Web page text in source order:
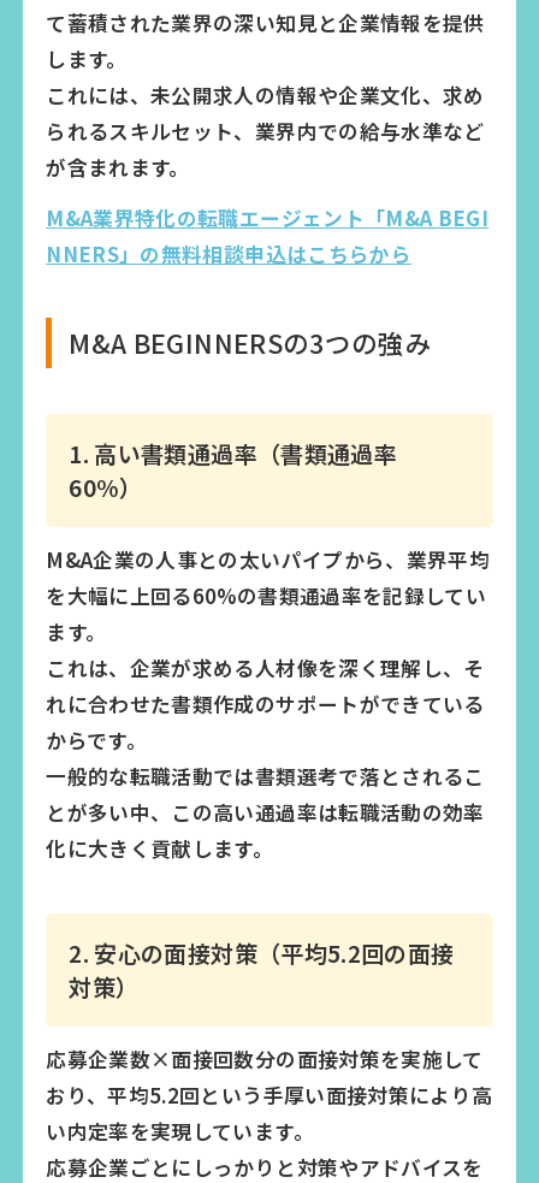
て蓄積された業界の深い知見と企業情報を提供
します。
これには、未公開求人の情報や企業文化、求め
られるスキルセット、業界内での給与水準など
が含まれます。
M&A業界特化の転職エージェント「M&A BEGI
NNERS」の無料相談申込はこちらから
M&A BEGINNERSの3つの強み
1. 高い書類通過率（書類通過率
60%）
M&A企業の人事との太いパイプから、業界平均
を大幅に上回る60%の書類通過率を記録してい
ます。
これは、企業が求める人材像を深く理解し、そ
れに合わせた書類作成のサポートができている
からです。
一般的な転職活動では書類選考で落とされるこ
とが多い中、この高い通過率は転職活動の効率
化に大きく貢献します。
2. 安心の面接対策（平均5.2回の面接
対策）
応募企業数×面接回数分の面接対策を実施して
おり、平均5.2回という手厚い面接対策により高
い内定率を実現しています。
応募企業ごとにしっかりと対策やアドバイスを